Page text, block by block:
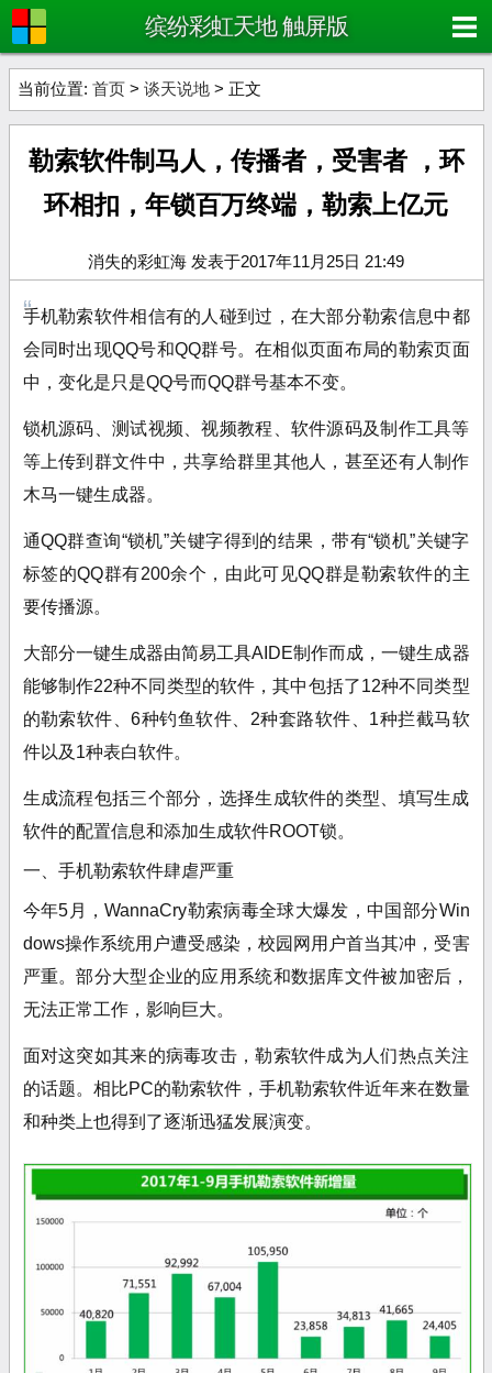
缤纷彩虹天地 触屏版
当前位置: 首页 > 谈天说地 > 正文
勒索软件制马人，传播者，受害者 ，环
环相扣，年锁百万终端，勒索上亿元
消失的彩虹海 发表于2017年11月25日 21:49
手机勒索软件相信有的人碰到过， 在大部分勒索信息中都
会同时出现QQ号和QQ群号。在相似页面布局的勒索页面
中，变化是只是QQ号而QQ群号基本不变。
锁机源码、测试视频、视频教程、软件源码及制作工具等
等上传到群文件中，共享给群里其他人，甚至还有人制作
木马一键生成器。
通QQ群查询“锁机”关键字得到的结果，带有“锁机”关键字
标签的QQ群有200余个，由此可见QQ群是勒索软件的主
要传播源。
大部分一键生成器由简易工具AIDE制作而成，一键生成器
能够制作22种不同类型的软件，其中包括了12种不同类型
的勒索软件、6种钓鱼软件、2种套路软件、 1种拦截马软
件以及1种表白软件。
生成流程包括三个部分，选择生成软件的类型、填写生成
软件的配置信息和添加生成软件ROOT锁。
一、手机勒索软件肆虐严重
今年5月，WannaCry勒索病毒全球大爆发，中国部分Win
dows操作系统用户遭受感染，校园网用户首当其冲，受害
严重。部分大型企业的应用系统和数据库文件被加密后，
无法正常工作，影响巨大。
面对这突如其来的病毒攻击，勒索软件成为人们热点关注
的话题。相比PC的勒索软件，手机勒索软件近年来在数量
和种类上也得到了逐渐迅猛发展演变。